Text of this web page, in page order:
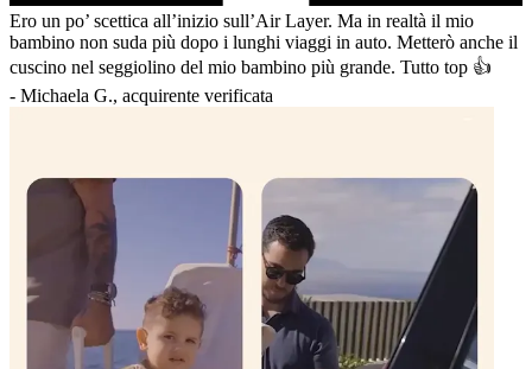
Ero un po’ scettica all’inizio sull’Air Layer. Ma in realtà il mio
bambino non suda più dopo i lunghi viaggi in auto. Metterò anche il
cuscino nel seggiolino del mio bambino più grande. Tutto top 👍
- Michaela G., acquirente verificata